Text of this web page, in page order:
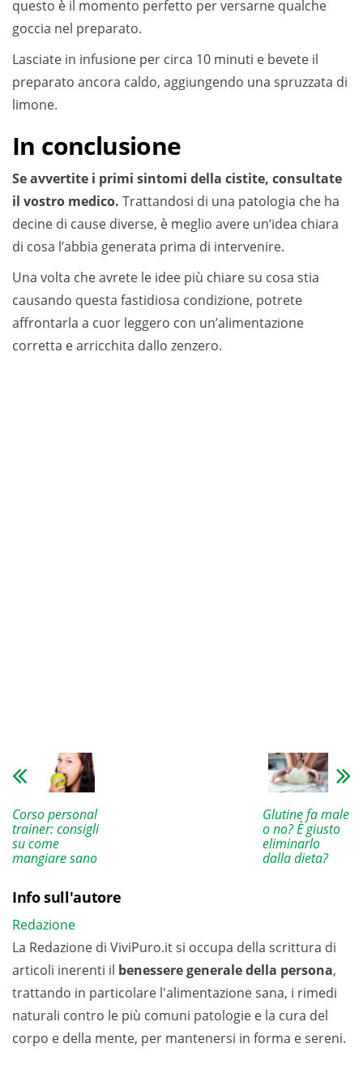
questo è il momento perfetto per versarne qualche
goccia nel preparato.
Lasciate in infusione per circa 10 minuti e bevete il
preparato ancora caldo, aggiungendo una spruzzata di
limone.
In conclusione
Se avvertite i primi sintomi della cistite, consultate
il vostro medico. Trattandosi di una patologia che ha
decine di cause diverse, è meglio avere un’idea chiara
di cosa l’abbia generata prima di intervenire.
Una volta che avrete le idee più chiare su cosa stia
causando questa fastidiosa condizione, potrete
affrontarla a cuor leggero con un’alimentazione
corretta e arricchita dallo zenzero.
Corso personal
trainer: consigli
su come
mangiare sano
Glutine fa male
o no? È giusto
eliminarlo
dalla dieta?
Info sull'autore
Redazione
La Redazione di ViviPuro.it si occupa della scrittura di
articoli inerenti il benessere generale della persona,
trattando in particolare l'alimentazione sana, i rimedi
naturali contro le più comuni patologie e la cura del
corpo e della mente, per mantenersi in forma e sereni.